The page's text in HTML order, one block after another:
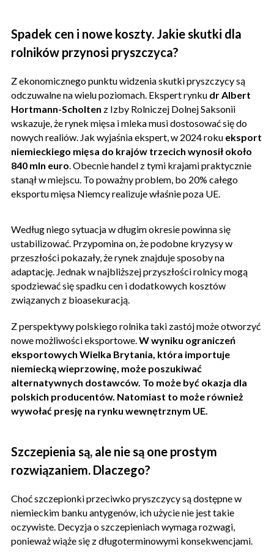
Spadek cen i nowe koszty. Jakie skutki dla
rolników przynosi pryszczyca?
Z ekonomicznego punktu widzenia skutki pryszczycy są
odczuwalne na wielu poziomach. Ekspert rynku dr Albert
Hortmann-Scholten z Izby Rolniczej Dolnej Saksonii
wskazuje, że rynek mięsa i mleka musi dostosować się do
nowych realiów. Jak wyjaśnia ekspert, w 2024 roku eksport
niemieckiego mięsa do krajów trzecich wynosił około
840 mln euro . Obecnie handel z tymi krajami praktycznie
stanął w miejscu. To poważny problem, bo 20% całego
eksportu mięsa Niemcy realizuje właśnie poza UE.
Według niego sytuacja w długim okresie powinna się
ustabilizować. Przypomina on, że podobne kryzysy w
przeszłości pokazały, że rynek znajduje sposoby na
adaptację. Jednak w najbliższej przyszłości rolnicy mogą
spodziewać się spadku cen i dodatkowych kosztów
związanych z bioasekuracją.
Z perspektywy polskiego rolnika taki zastój może otworzyć
nowe możliwości eksportowe. W wyniku ograniczeń
eksportowych Wielka Brytania, która importuje
niemiecką wieprzowinę, może poszukiwać
alternatywnych dostawców. To może być okazja dla
polskich producentów. Natomiast to może również
wywołać presję na rynku wewnętrznym UE.
Szczepienia są, ale nie są one prostym
rozwiązaniem. Dlaczego?
Choć szczepionki przeciwko pryszczycy są dostępne w
niemieckim banku antygenów, ich użycie nie jest takie
oczywiste. Decyzja o szczepieniach wymaga rozwagi,
ponieważ wiąże się z długoterminowymi konsekwencjami.